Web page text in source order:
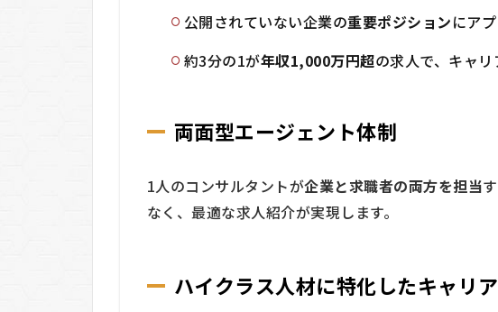
の良
コミ
エー
の料
金
は？
WARC
エー
公開されていない企業の重要ポジションにア
約3分の1が年収1,000万円超の求人で、キャリ
両面型エージェント体制
1人のコンサルタントが企業と求職者の両方を担当
なく、最適な求人紹介が実現します。
ハイクラス人材に特化したキャリ